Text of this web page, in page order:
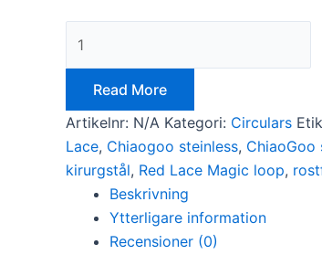
Read More
Artikelnr: N/A Kategori: Circulars
Lace, Chiaogoo steinless, ChiaoGoo
kirurgstål, Red Lace Magic loop,
Beskrivning
Ytterligare information
Recensioner (0)
behövs för
att hemsidan
Statistik
För att vi ska